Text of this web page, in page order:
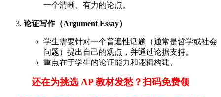
一个清晰、有力的论点。
论证写作（Argument Essay）
学生需要针对一个普遍性话题（通常是哲学或社会
问题）提出自己的观点，并通过论据支持。
重点在于学生的论证能力和逻辑构建。
还在为挑选 AP 教材发愁？扫码免费领